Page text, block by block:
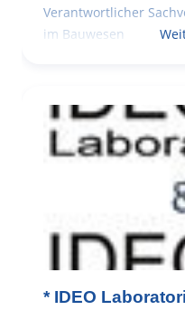
Verantwortlicher
im Bauwesen
* IDEO